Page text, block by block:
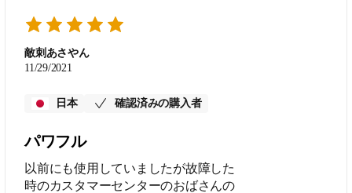
敵刺あさやん
11/29/2021
日本 確認済みの購入者
パワフル
以前にも使用していましたが故障した
時のカスタマーセンターのおばさんの